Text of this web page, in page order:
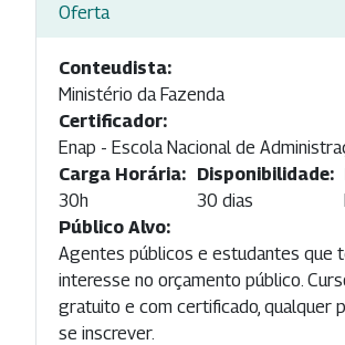
Oferta
Conteudista:
Ministério da Fazenda
Certificador:
Enap - Escola Nacional de
Carga Horária:
30h
Disponibilidade:
30 dias
Público Alvo:
Agentes públicos e estudantes que
interesse no orçamento público.
gratuito e com certificado, qualquer
se inscrever.